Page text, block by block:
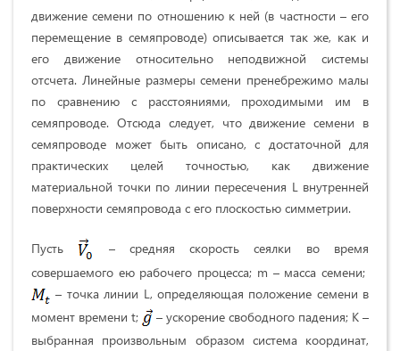
движение семени по отношению к ней (в частности – его
перемещение в семяпроводе) описывается так же, как и
его движение относительно неподвижной системы
отсчета. Линейные размеры семени пренебрежимо малы
по сравнению с расстояниями, проходимыми им в
семяпроводе. Отсюда следует, что движение семени в
семяпроводе может быть описано, с достаточной для
практических целей точностью, как движение
материальной точки по линии пересечения L внутренней
поверхности семяпровода с его плоскостью симметрии.
Пусть
– средняя скорость сеялки во время
совершаемого ею рабочего процесса; m – масса семени;
– точка линии L, определяющая положение семени в
момент времени t;
– ускорение свободного падения; К –
выбранная произвольным образом система координат,